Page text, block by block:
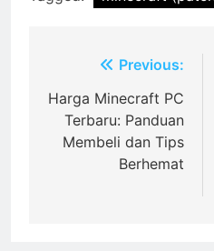
navigation
Previous:
Harga Minecraft PC
Terbaru: Panduan
Membeli dan Tips
Berhemat